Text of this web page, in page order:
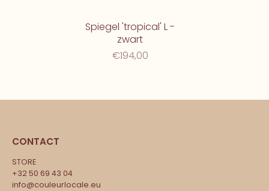
Spiegel 'tropical' L -
zwart
€194,00
CONTACT
STORE
+32 50 69 43 04
info@couleurlocale.eu